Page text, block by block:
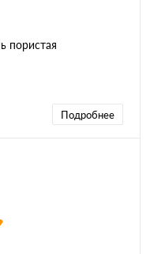
пористая
Подробнее